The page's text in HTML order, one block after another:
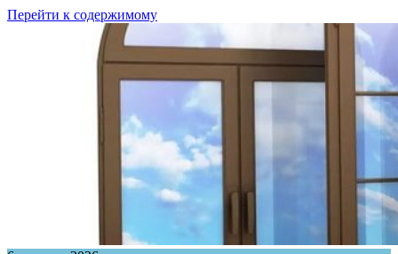
Перейти к содержимому